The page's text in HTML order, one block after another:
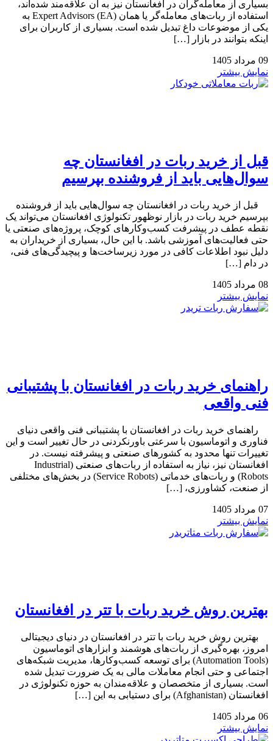
بسیاری از معامله‌گران در افغانستان نیز به آن علاقه‌مند شده‌اند،
استفاده از ربات‌های معامله‌گر یا همان Expert Advisors (EA) به
یکی از موضوعات داغ تبدیل شده است. بسیاری از کاربران برای
اینکه بتوانند در بازار […]
09 مرداد 1405
نمایش بیشتر
قبل از خرید ربات در افغانستان چه
سوال‌هایی باید از فروشنده بپرسیم
قبل از خرید ربات در افغانستان چه سوال‌هایی باید از فروشنده
بپرسیم خرید ربات در بازار نوظهور تکنولوژی افغانستان می‌تواند یک
نقطه عطف در پیشرفت کسب‌وکارهای کوچک، پروژه‌های صنعتی یا
حتی فعالیت‌های آموزشی باشد. با این حال، بسیاری از خریداران به
دلیل نبود اطلاعات کافی در مورد زیرساخت‌ها و پیچیدگی‌های فنی،
در دام […]
08 مرداد 1405
نمایش بیشتر
راهنمای خرید ربات در افغانستان با پشتیبانی
فنی واقعی
راهنمای خرید ربات در افغانستان با پشتیبانی فنی واقعی دنیای
فناوری و اتوماسیون با سرعتی باورنکردنی در حال تغییر است و این
تغییرات تنها محدود به کشورهای صنعتی و پیشرفته نیست. در
افغانستان نیز، نیاز به استفاده از ربات‌های صنعتی (Industrial
Robots) و ربات‌های خدماتی (Service Robots) در بخش‌های مختلفی
از صنعت، کشاورزی، […]
07 مرداد 1405
نمایش بیشتر
بهترین روش خرید ربات با تتر در افغانستان
بهترین روش خرید ربات با تتر در افغانستان در دنیای دیجیتالی
امروز، بهره‌گیری از ربات‌های هوشمند و ابزارهای اتوماسیون
(Automation Tools) برای توسعه کسب‌وکارها، مدیریت شبکه‌های
اجتماعی و حتی انجام معاملات مالی به یک ضرورت تبدیل شده
است. بسیاری از متخصصان و علاقه‌مندان به حوزه تکنولوژی در
افغانستان (Afghanistan) برای دستیابی به این […]
06 مرداد 1405
نمایش بیشتر